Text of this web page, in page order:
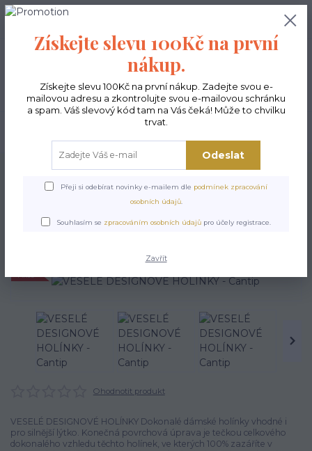
0,00 Kč
Úvod POSLEDNÍ KUSY VESELÉ DESIGNOVÉ HOLÍNKY - Cantip
VESELÉ DESIGNOVÉ
HOLÍNKY - Cantip
Ohodnotit produkt
VESELÉ DESIGNOVÉ HOLÍNKY Dokonalé dámské holínky vhodné i
pro silnější lýtko. Konečná povrchová úprava je tečkou celkového
dokonalého vzhledu těchto holínek, ve kterých 100% zazáříte v
Získejte slevu 100Kč na první
nákup.
Získejte slevu 100Kč na první nákup. Zadejte svou e-
mailovou adresu a zkontrolujte svou e-mailovou schránku
a spam. Váš slevový kód tam na Vás čeká! Může to chvilku
trvat.
Odeslat
Přeji si odebírat novinky e-mailem dle podmínek zpracování
osobních údajů.
Souhlasím se zpracováním osobních údajů pro účely registrace.
Zavřít